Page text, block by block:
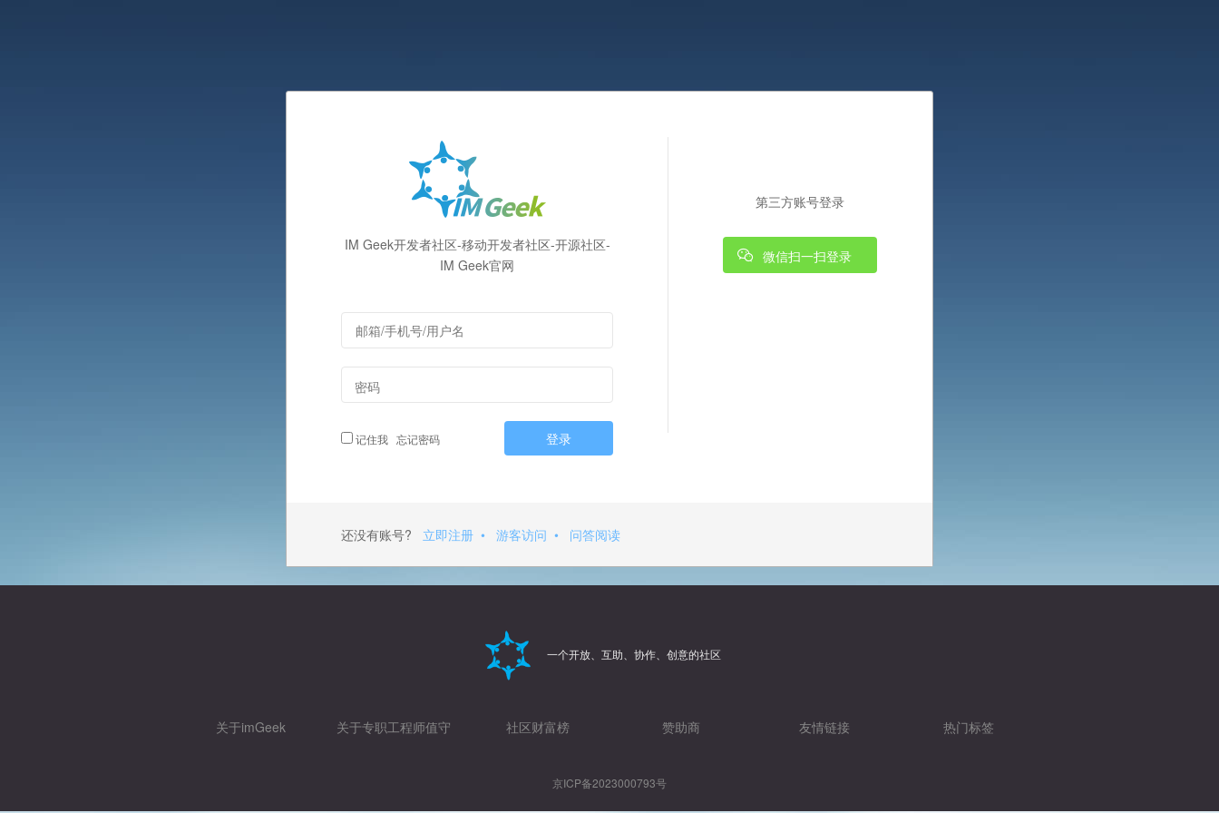
IM Geek开发者社区-移动开发者社区-开源社区-
IM Geek官网
密码
登录
记住我 忘记密码
第三方账号登录
微信扫一扫登录
还没有账号? 立即注册 • 游客访问 • 问答阅读
一个开放、互助、协作、创意的社区
关于imGeek 关于专职工程师值守 社区财富榜 赞助商 友情链接 热门标签
京ICP备2023000793号